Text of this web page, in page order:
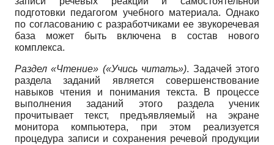
подготовки педагогом учебного материала. Однако
по согласованию с разработчиками ее звукоречевая
база может быть включена в состав нового
комплекса.
Раздел «Чтение» («Учись читать»). Задачей этого
раздела заданий является совершенствование
навыков чтения и понимания текста. В процессе
выполнения заданий этого раздела ученик
прочитывает текст, предъявляемый на экране
монитора компьютера, при этом реализуется
процедура записи и сохранения речевой продукции